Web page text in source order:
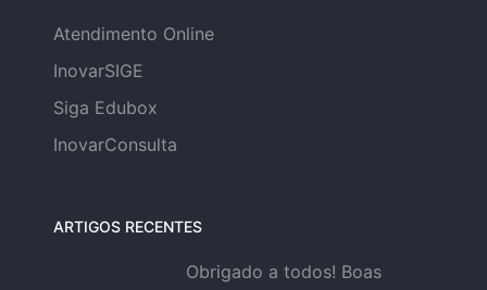
Atendimento Online
InovarSIGE
Siga Edubox
InovarConsulta
ARTIGOS RECENTES
Obrigado a todos! Boas